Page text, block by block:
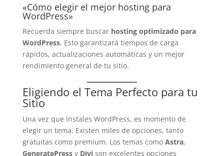
«Cómo elegir el mejor hosting para
WordPress»
Recuerda siempre buscar hosting optimizado para
WordPress. Esto garantizará tiempos de carga
rápidos, actualizaciones automáticas y un mejor
rendimiento general de tu sitio.
Eligiendo el Tema Perfecto para tu
Sitio
Una vez que instales WordPress, es momento de
elegir un tema. Existen miles de opciones, tanto
gratuitas como premium. Los temas como Astra,
GeneratePressy Divison excelentes opciones